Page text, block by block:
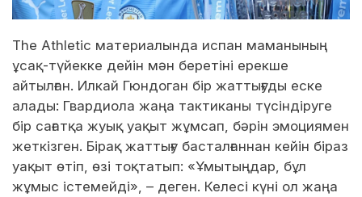
The Athletic материалында испан маманының
ұсақ-түйекке дейін мән беретіні ерекше
айтылған. Илкай Гюндоган бір жаттығуды еске
алады: Гвардиола жаңа тактиканы түсіндіруге
бір сағатқа жуық уақыт жұмсап, бәрін эмоциямен
жеткізген. Бірақ жаттығу басталғаннан кейін біраз
уақыт өтіп, өзі тоқтатып: «Ұмытыңдар, бұл
жұмыс істемейді», – деген. Келесі күні ол жаңа